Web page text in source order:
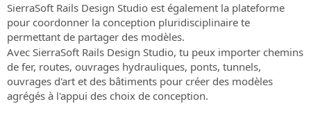
SierraSoft Rails Design Studio est également la plateforme
pour coordonner la conception pluridisciplinaire te
permettant de partager des modèles.
Avec SierraSoft Rails Design Studio, tu peux importer chemins
de fer, routes, ouvrages hydrauliques, ponts, tunnels,
ouvrages d'art et des bâtiments pour créer des modèles
agrégés à l'appui des choix de conception.